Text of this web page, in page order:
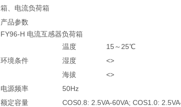
箱、电流负荷箱
产品参数
FY96-H 电流互感器负荷箱
环境条件
温度
15～25℃
湿度
<>
海拔
<>
电源频率
50Hz
额定容量
COS0.8: 2.5VA-60VA; COS1.0: